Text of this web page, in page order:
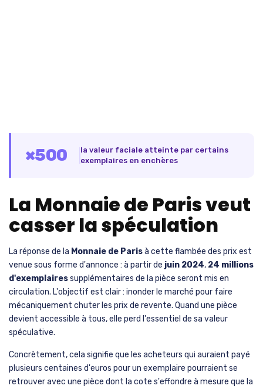
×500
la valeur faciale atteinte par certains
exemplaires en enchères
La Monnaie de Paris veut
casser la spéculation
La réponse de la Monnaie de Parisà cette flambée des prix est
venue sous forme d'annonce : à partir de juin 2024, 24 millions
d'exemplairessupplémentaires de la pièce seront mis en
circulation. L'objectif est clair : inonder le marché pour faire
mécaniquement chuter les prix de revente. Quand une pièce
devient accessible à tous, elle perd l'essentiel de sa valeur
spéculative.
Concrètement, cela signifie que les acheteurs qui auraient payé
plusieurs centaines d'euros pour un exemplaire pourraient se
retrouver avec une pièce dont la cote s'effondre à mesure que la